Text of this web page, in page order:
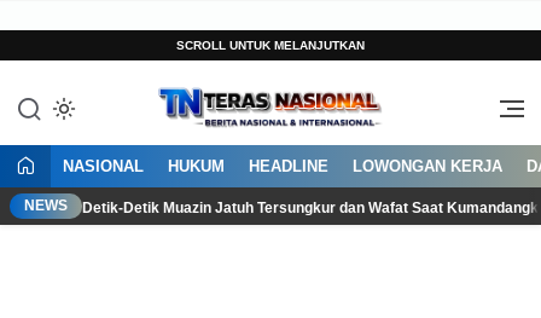
SCROLL UNTUK MELANJUTKAN
Teras Nasional
Berita Terkini Indonesia Hari Ini
NASIONAL HUKUM HEADLINE LOWONGAN KERJA
NEWS Detik-Detik Muazin Jatuh Tersungkur dan Wafat Saat